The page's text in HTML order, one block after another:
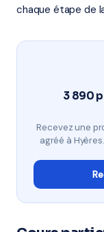
chaque étape de
3 890
Recevez une
agréé à